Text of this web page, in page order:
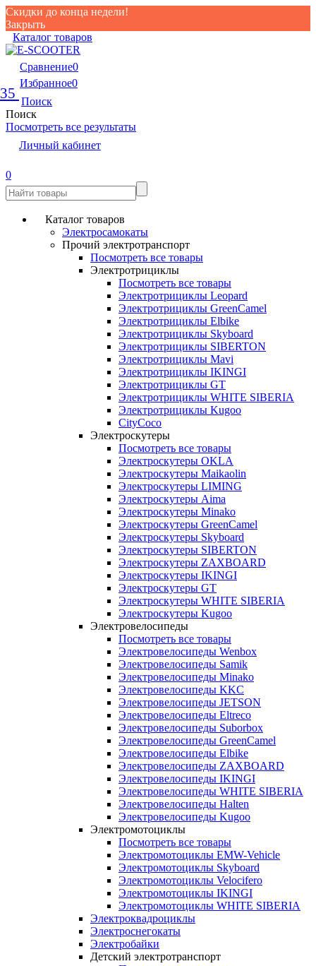
Скидки до конца недели!
Закрыть
Каталог товаров
Сравнение0
Избранное0
Поиск
Поиск
Посмотреть все результаты
Личный кабинет
0
Каталог товаров
Электросамокаты
Прочий электротранспорт
Посмотреть все товары
Электротрициклы
Посмотреть все товары
Электротрициклы Leopard
Электротрициклы GreenCamel
Электротрициклы Elbike
Электротрициклы Skyboard
Электротрициклы SIBERTON
Электротрициклы Mavi
Электротрициклы IKINGI
Электротрициклы GT
Электротрициклы WHITE SIBERIA
Электротрициклы Kugoo
CityCoco
Электроскутеры
Посмотреть все товары
Электроскутеры OKLA
Электроскутеры Maikaolin
Электроскутеры LIMING
Электроскутеры Aima
Электроскутеры Minako
Электроскутеры GreenCamel
Электроскутеры Skyboard
Электроскутеры SIBERTON
Электроскутеры ZAXBOARD
Электроскутеры IKINGI
Электроскутеры GT
Электроскутеры WHITE SIBERIA
Электроскутеры Kugoo
Электровелосипеды
Посмотреть все товары
Электровелосипеды Wenbox
Электровелосипеды Samik
Электровелосипеды Minako
Электровелосипеды KKC
Электровелосипеды JETSON
Электровелосипеды Eltreco
Электровелосипеды Suborbox
Электровелосипеды GreenCamel
Электровелосипеды Elbike
Электровелосипеды ZAXBOARD
Электровелосипеды IKINGI
Электровелосипеды WHITE SIBERIA
Электровелосипеды Halten
Электровелосипеды Kugoo
Электромотоциклы
Посмотреть все товары
Электромотоциклы EMW-Vehicle
Электромотоциклы Skyboard
Электромотоциклы Velocifero
Электромотоциклы IKINGI
Электромотоциклы WHITE SIBERIA
Электроквадроциклы
Электроснегокаты
Электробайки
Детский электротранспорт
35